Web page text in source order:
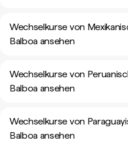
Wechselkurse von
Balboa ansehen
Wechselkurse von
Balboa ansehen
Wechselkurse von
Balboa ansehen